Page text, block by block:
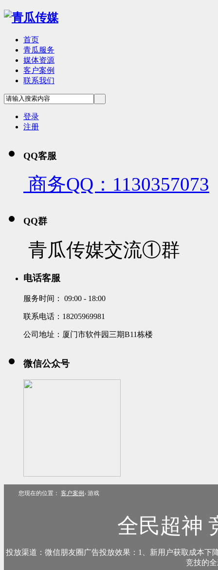
首页
青瓜服务
媒体资源
客户案例
联系我们
登录
注册
QQ客服
商务QQ：1130357073
QQ群
青瓜传媒交流①群
电话客服
服务时间： 09:00 - 18:00
联系电话：18205969981
公司地址：厦门市软件园三期B11栋楼
微信公众号
您现在的位置： 客户案例› 游戏
全民超神
投放渠道：微信朋友圈广告投放效果：1、新用户获取成本下
竞技的